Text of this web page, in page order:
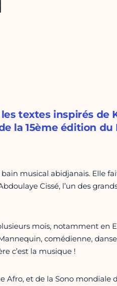
textes inspirés de
la 15ème édition du
musical abidjanais. Elle
Cissé, l’un des
mois, notamment en
comédienne,
c’est la musique !
Afro, et de la Sono mondiale